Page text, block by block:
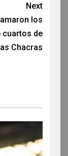
Next
los
cuartos de
Chacras